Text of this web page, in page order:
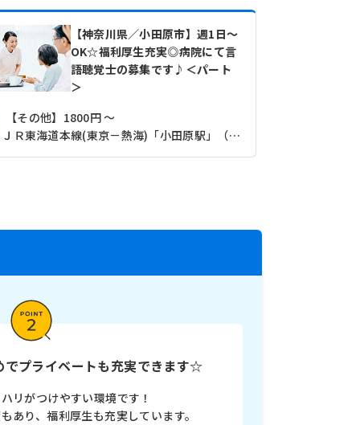
【神奈川県／小田原市】週1日～
OK☆福利厚生充実◎病院にて言
語聴覚士の募集です♪＜パート
＞
【その他】1800円 ～
ＪＲ東海道本線(東京－熱海)「小田原駅」（徒歩15分）
でプライベートも充実できます☆
リがつけやすい環境です！
あり、福利厚生も充実しています。